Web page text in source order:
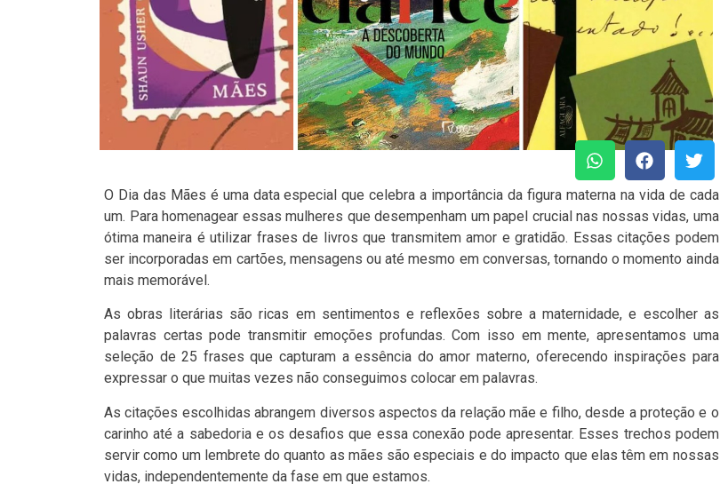
O Dia das Mães é uma data especial que celebra a importância da figura materna na vida de cada
um. Para homenagear essas mulheres que desempenham um papel crucial nas nossas vidas, uma
ótima maneira é utilizar frases de livros que transmitem amor e gratidão. Essas citações podem
ser incorporadas em cartões, mensagens ou até mesmo em conversas, tornando o momento ainda
mais memorável.
As obras literárias são ricas em sentimentos e reflexões sobre a maternidade, e escolher as
palavras certas pode transmitir emoções profundas. Com isso em mente, apresentamos uma
seleção de 25 frases que capturam a essência do amor materno, oferecendo inspirações para
expressar o que muitas vezes não conseguimos colocar em palavras.
As citações escolhidas abrangem diversos aspectos da relação mãe e filho, desde a proteção e o
carinho até a sabedoria e os desafios que essa conexão pode apresentar. Esses trechos podem
servir como um lembrete do quanto as mães são especiais e do impacto que elas têm em nossas
vidas, independentemente da fase em que estamos.